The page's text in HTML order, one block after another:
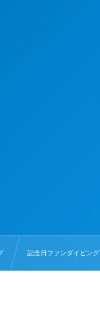
記念日ファンダイビング